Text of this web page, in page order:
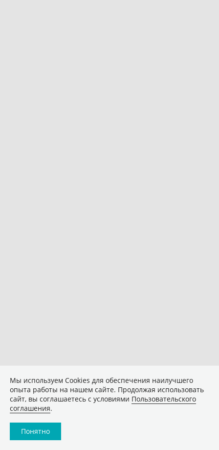
Мы используем Сookies для обеспечения наилучшего
опыта работы на нашем сайте. Продолжая использовать
сайт, вы соглашаетесь с условиями Пользовательского
соглашения.
Понятно